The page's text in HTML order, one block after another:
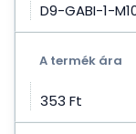
D9-GABI-1-
A termék ára
353 Ft‎